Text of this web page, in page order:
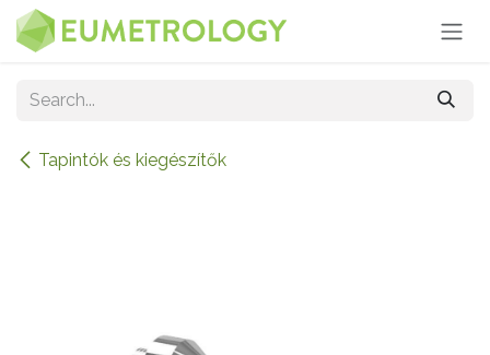
Skip to Content
Tapintók és kiegészítők